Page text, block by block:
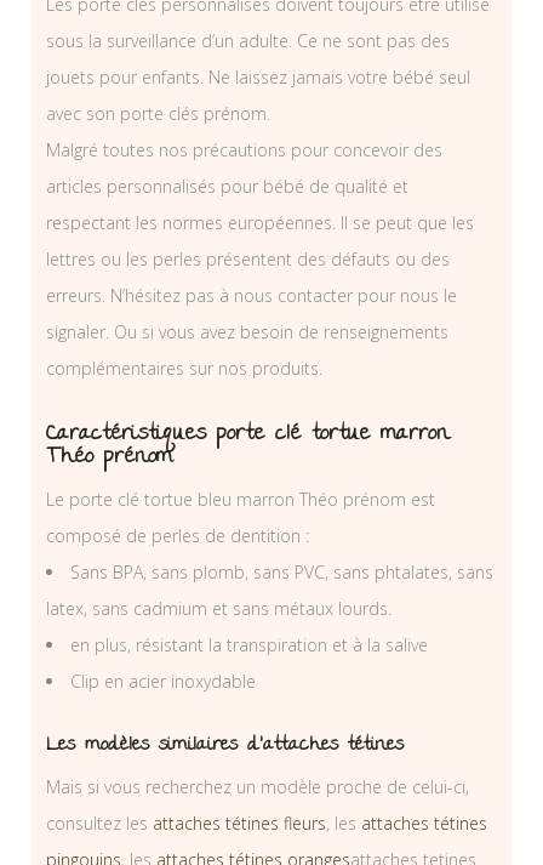
sous la surveillance d’un adulte. Ce ne sont pas des
jouets pour enfants. Ne laissez jamais votre bébé seul
avec son porte clés prénom.
Malgré toutes nos précautions pour concevoir des
articles personnalisés pour bébé de qualité et
respectant les normes européennes. Il se peut que les
lettres ou les perles présentent des défauts ou des
erreurs. N’hésitez pas à nous contacter pour nous le
signaler. Ou si vous avez besoin de renseignements
complémentaires sur nos produits.
Caractéristiques porte clé tortue marron
Théo prénom
Le porte clé tortue bleu marron Théo prénom est
composé de perles de dentition :
Sans BPA, sans plomb, sans PVC, sans phtalates, sans
latex, sans cadmium et sans métaux lourds.
en plus, résistant la transpiration et à la salive
Clip en acier inoxydable
Les modèles similaires d’attaches tétines
Mais si vous recherchez un modèle proche de celui-ci,
consultez les attaches tétines fleurs, les attaches tétines
pingouins, les attaches tétines orangesattaches tetines